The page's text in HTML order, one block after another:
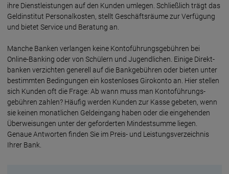
ihre Dienst­leistungen auf den Kunden umlegen. Schließ­lich trägt das
Geld­institut Personal­kosten, stellt Geschäfts­räume zur Ver­fügung
und bietet Service und Beratung an.
Manche Banken verlangen keine Konto­führungs­gebühren bei
Online-Banking oder von Schülern und Jugend­lichen. Einige Direkt­
banken verzichten generell auf die Bank­gebühren oder bieten unter
bestimmten Bedingungen ein kosten­loses Giro­konto an. Hier stellen
sich Kunden oft die Frage: Ab wann muss man Konto­führungs­
gebühren zahlen? Häufig werden Kunden zur Kasse gebeten, wenn
sie keinen monat­lichen Geld­eingang haben oder die ein­gehenden
Über­weisungen unter der geforderten Mindest­summe liegen.
Genaue Ant­worten finden Sie im Preis- und Leistungs­verzeichnis
Ihrer Bank.